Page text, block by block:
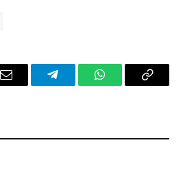
Email TelegramWhatsAppCopy